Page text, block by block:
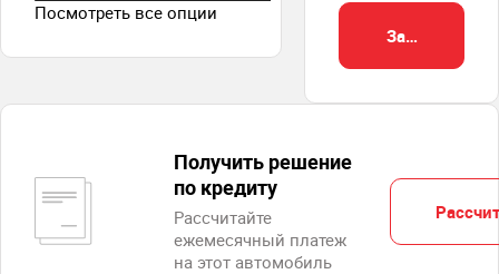
Посмотреть все опции
Получить решение
по кредиту
Рассчитайте
ежемесячный платеж
на этот автомобиль